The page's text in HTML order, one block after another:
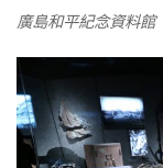
廣島和平紀念資料館